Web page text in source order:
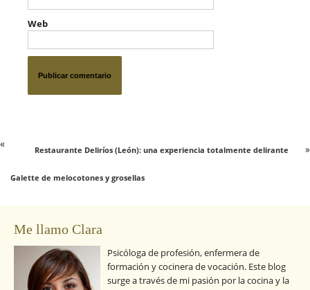
Web
Restaurante Deliríos (León): una experiencia totalmente delirante »
«
Galette de melocotones y grosellas
Me llamo Clara
Psicóloga de profesión, enfermera de
formación y cocinera de vocación. Este blog
surge a través de mi pasión por la cocina y la